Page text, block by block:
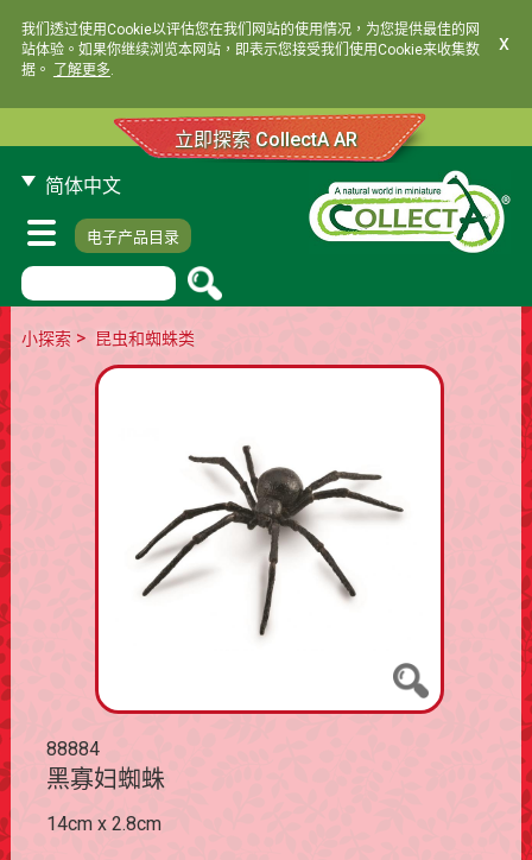
我们透过使用Cookie以评估您在我们网站的使用情况，为您提供最佳的网
站体验。如果你继续浏览本网站，即表示您接受我们使用Cookie来收集数
据。
了解更多.
x
立即探索 CollectA AR
简体中文
电子产品目录
小探索 > 昆虫和蜘蛛类
88884
黑寡妇蜘蛛
14cm x 2.8cm